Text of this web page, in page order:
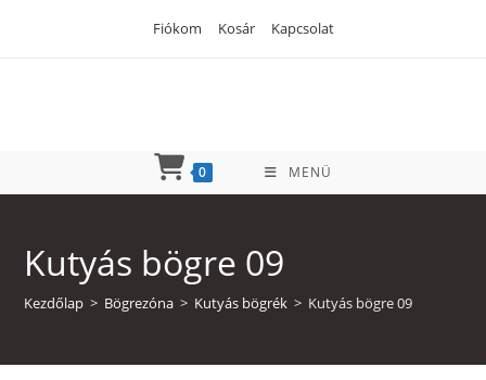
Fiókom Kosár Kapcsolat
0 MENÜ
Kutyás bögre 09
Kezdőlap > Bögrezóna > Kutyás bögrék > Kutyás bögre 09